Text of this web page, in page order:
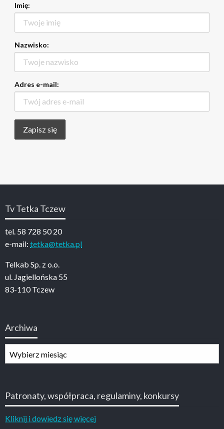
Imię:
Nazwisko:
Adres e-mail:
Tv Tetka Tczew
tel. 58 728 50 20
e-mail: tetka@tetka.pl
Telkab Sp. z o.o.
ul. Jagiellońska 55
83-110 Tczew
Archiwa
Patronaty, współpraca, regulaminy, konkursy
Kliknij i dowiedz się więcej